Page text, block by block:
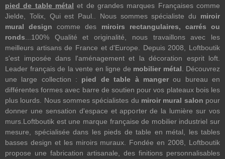
pied de table métal et de grandes marques Françaises comme
Jielde, Tolix, Qui est Paul.. Nous sommes spécialiste du miroir
mural design comme des miroirs rectangulaires, carrés ou
ronds...100% Qualité et originalité, nous travaillons avec les
meilleurs artisans de France et d'Europe. Depuis 2008, Loftboutik
s'est imposée dans l'aménagement et la décoration esprit loft.
Leader français de la vente en ligne de mobilier métal. Découvrez
une large collection : pied de table à mangerou bureau en
différentes formes avec barre de soutien pour vos plateaux bois les
plus lourds. Nous sommes spécialistes du miroir mural salon pour
donner une sensation d'espace et apporter de la lumière sur vos
murs.Loftboutik est une marque française de mobilier industriel sur
mesure, spécialisée dans les pieds de table en métal, les tables
basses design et les miroirs muraux. Fondée en 2008, Loftboutik
propose une fabrication artisanale, des finitions personnalisables